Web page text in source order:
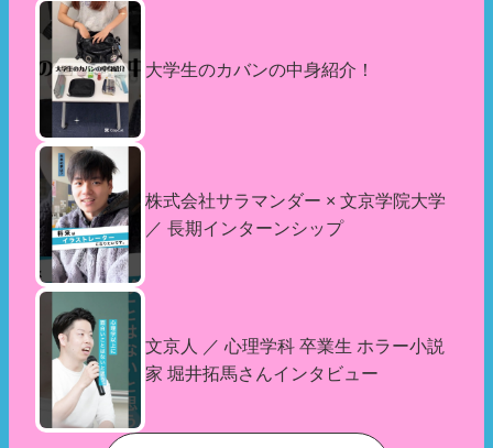
大学生のカバンの中身紹介！
株式会社サラマンダー × 文京学院大学
／ 長期インターンシップ
文京人 ／ 心理学科 卒業生 ホラー小説
家 堀井拓馬さんインタビュー